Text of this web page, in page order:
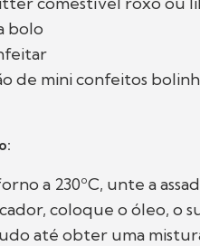
bolo
de mini confeitos
a 230ºC, unte a
coloque o óleo, o
até obter uma